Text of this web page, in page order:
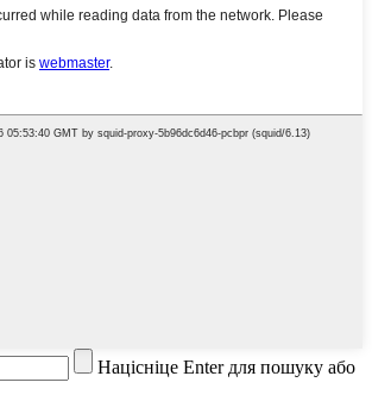
Націсніце Enter для пошуку або